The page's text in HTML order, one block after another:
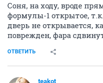
Соня, на ходу, вроде
формулы-1 открытое,
дверь не открывается,
поврежден, фара
ОТВЕТИТЬ
teakot